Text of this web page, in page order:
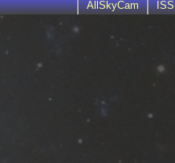
ISS
AllSkyCam